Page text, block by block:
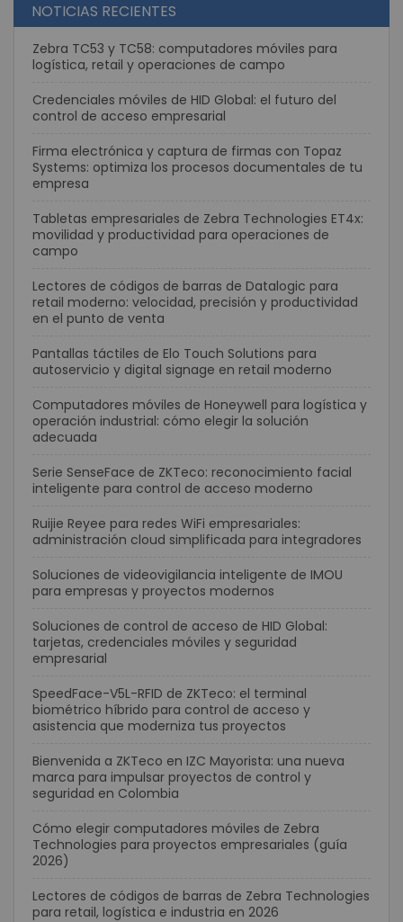
NOTICIAS RECIENTES
Zebra TC53 y TC58: computadores móviles para
logística, retail y operaciones de campo
Credenciales móviles de HID Global: el futuro del
control de acceso empresarial
Firma electrónica y captura de firmas con Topaz
Systems: optimiza los procesos documentales de tu
empresa
Tabletas empresariales de Zebra Technologies ET4x:
movilidad y productividad para operaciones de
campo
Lectores de códigos de barras de Datalogic para
retail moderno: velocidad, precisión y productividad
en el punto de venta
Pantallas táctiles de Elo Touch Solutions para
autoservicio y digital signage en retail moderno
Computadores móviles de Honeywell para logística y
operación industrial: cómo elegir la solución
adecuada
Serie SenseFace de ZKTeco: reconocimiento facial
inteligente para control de acceso moderno
Ruijie Reyee para redes WiFi empresariales:
administración cloud simplificada para integradores
Soluciones de videovigilancia inteligente de IMOU
para empresas y proyectos modernos
Soluciones de control de acceso de HID Global:
tarjetas, credenciales móviles y seguridad
empresarial
SpeedFace-V5L-RFID de ZKTeco: el terminal
biométrico híbrido para control de acceso y
asistencia que moderniza tus proyectos
Bienvenida a ZKTeco en IZC Mayorista: una nueva
marca para impulsar proyectos de control y
seguridad en Colombia
Cómo elegir computadores móviles de Zebra
Technologies para proyectos empresariales (guía
2026)
Lectores de códigos de barras de Zebra Technologies
para retail, logística e industria en 2026